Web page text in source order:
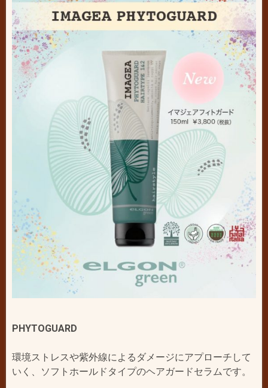
PHYTOGUARD
環境ストレスや紫外線によるダメージにアプローチして
いく、ソフトホールドタイプのヘアガードセラムです。